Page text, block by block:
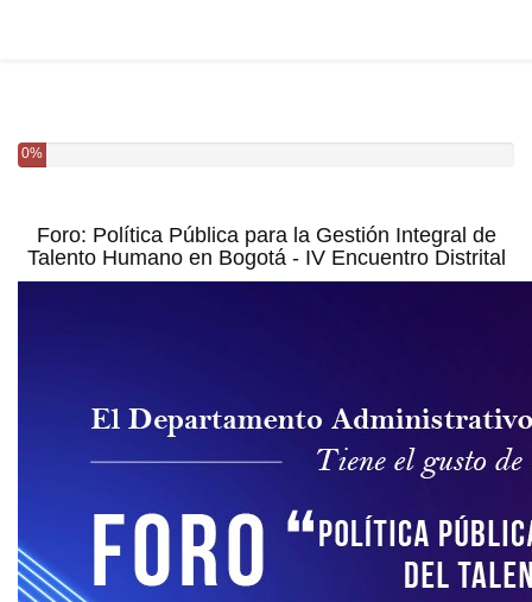
0%
Foro: Política Pública para la Gestión Integral de
Talento Humano en Bogotá - IV Encuentro Distrital